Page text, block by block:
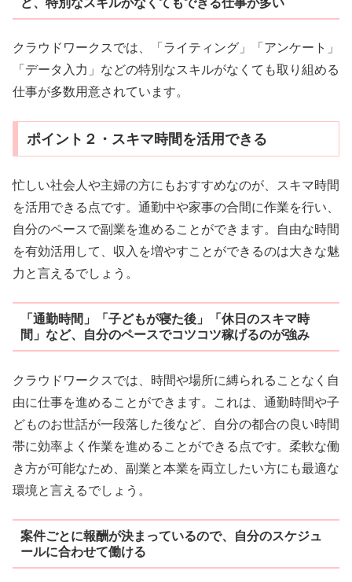
クラウドワークスでは、「ライティング」「アンケート」
「データ入力」などの特別なスキルがなくても取り組める
仕事が多数用意されています。
ポイント２・スキマ時間を活用できる
忙しい社会人や主婦の方にもおすすめなのが、スキマ時間
を活用できる点です。通勤中や家事の合間に作業を行い、
自分のペースで副業を進めることができます。自由な時間
を有効活用して、収入を増やすことができるのは大きな魅
力と言えるでしょう。
「通勤時間」「子どもが寝た後」「休日のスキマ時
間」など、自分のペースでコツコツ稼げるのが強み
クラウドワークスでは、時間や場所に縛られることなく自
由に仕事を進めることができます。これは、通勤時間や子
どものお世話が一段落した後など、自分の都合の良い時間
帯に効率よく作業を進めることができる点です。柔軟な働
き方が可能なため、副業と本業を両立したい方にも最適な
環境と言えるでしょう。
案件ごとに報酬が決まっているので、自分のスケジュ
ールに合わせて働ける